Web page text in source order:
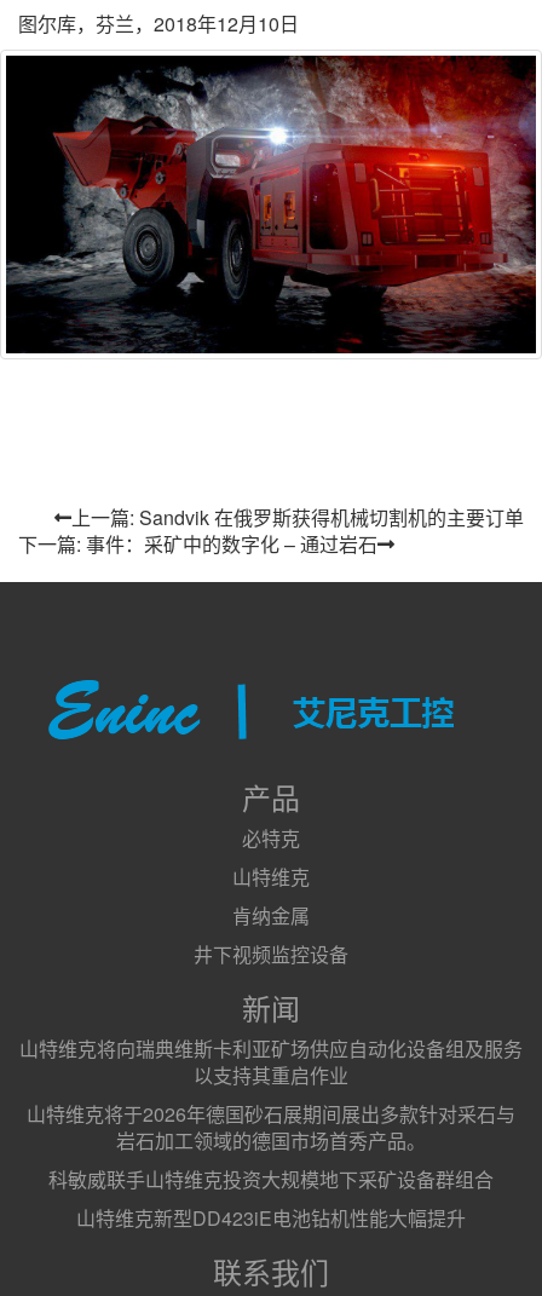
图尔库，芬兰，2018年12月10日
上一篇: Sandvik 在俄罗斯获得机械切割机的主要订单
下一篇: 事件：采矿中的数字化 – 通过岩石
产品
必特克
山特维克
肯纳金属
井下视频监控设备
新闻
山特维克将向瑞典维斯卡利亚矿场供应自动化设备组及服务
以支持其重启作业
山特维克将于2026年德国砂石展期间展出多款针对采石与
岩石加工领域的德国市场首秀产品。
科敏威联手山特维克投资大规模地下采矿设备群组合
山特维克新型DD423iE电池钻机性能大幅提升
联系我们